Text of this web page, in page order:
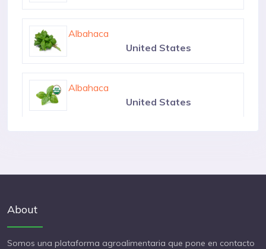
Albahaca
Costa Rica
Albahaca
United States
About
Somos una plataforma agroalimentaria que pone en contacto